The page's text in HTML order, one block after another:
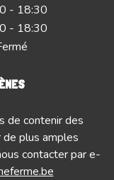
- 18:30
- 18:30
de contenir des
de plus amples
contacter par e-